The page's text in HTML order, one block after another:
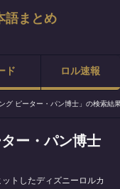
語まとめ
ド ロル速報
グ ピーター・パン博士」の検索結
ー・パン博士
トしたディズニーロルカ